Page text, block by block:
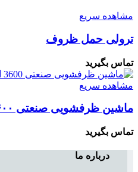
مشاهده سریع
ترولی حمل ظروف
تماس بگیرید
مشاهده سریع
ماشین ظرفشویی صنعتی ۳۶۰۰ الکترولوکس
تماس بگیرید
درباره ما